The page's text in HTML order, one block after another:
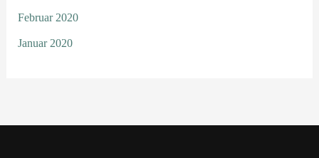
Februar 2020
Januar 2020